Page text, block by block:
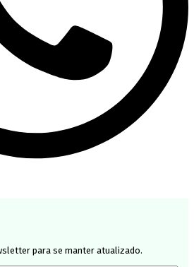
para se manter atualizado.